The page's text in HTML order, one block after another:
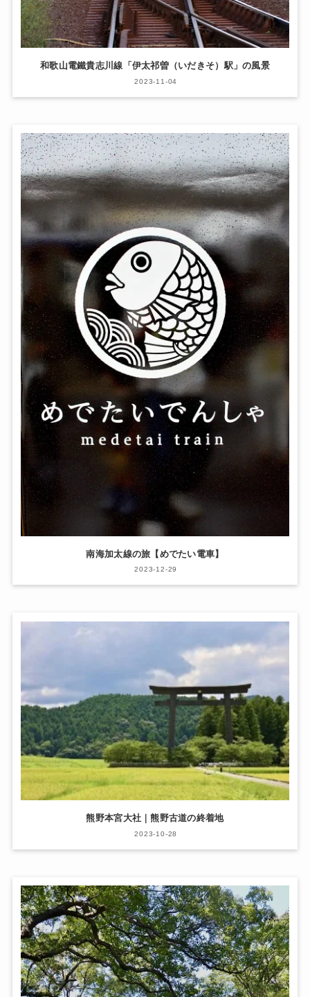
和歌山電鐵貴志川線「伊太祁曽（いだきそ）駅」の風景
2023-11-04
南海加太線の旅【めでたい電車】
2023-12-29
熊野本宮大社｜熊野古道の終着地
2023-10-28